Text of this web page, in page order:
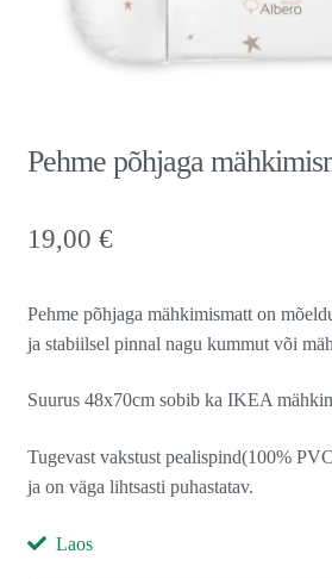
Pehme põhjaga
19,00 €
Pehme põhjaga mähkimismatt on
ja stabiilsel pinnal nagu kummut või
Suurus 48x70cm sobib ka IKEA
Tugevast vakstust pealispind(100%
ja on väga lihtsasti puhastatav.
Laos